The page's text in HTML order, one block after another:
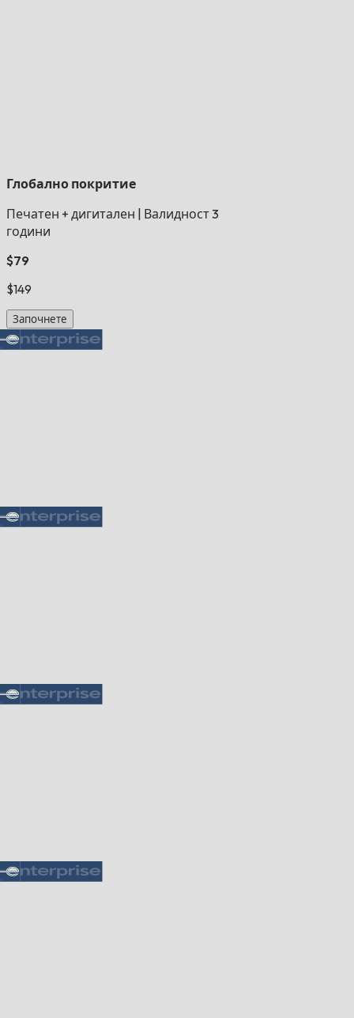
Глобално покритие
Печатен + дигитален
Валидност 3
години
$79
$149
Започнете